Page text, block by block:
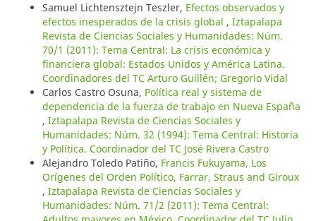
Samuel Lichtensztejn Teszler, Efectos observados y
efectos inesperados de la crisis global , Iztapalapa
Revista de Ciencias Sociales y Humanidades: Núm.
70/1 (2011): Tema Central: La crisis económica y
financiera global: Estados Unidos y América Latina.
Coordinadores del TC Arturo Guillén; Gregorio Vidal
Carlos Castro Osuna, Política real y sistema de
dependencia de la fuerza de trabajo en Nueva España
, Iztapalapa Revista de Ciencias Sociales y
Humanidades: Núm. 32 (1994): Tema Central: Historia
y Política. Coordinador del TC José Rivera Castro
Alejandro Toledo Patiño, Francis Fukuyama, Los
Orígenes del Orden Político, Farrar, Straus and Giroux
, Iztapalapa Revista de Ciencias Sociales y
Humanidades: Núm. 71/2 (2011): Tema Central: